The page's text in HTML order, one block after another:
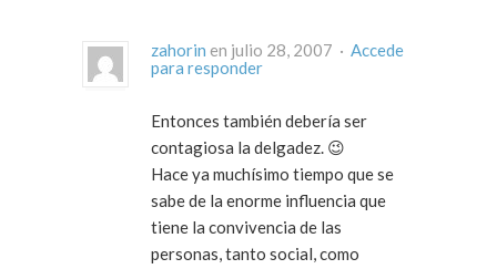
zahorin en julio 28, 2007 · Accede
para responder
Entonces también debería ser
contagiosa la delgadez. 😉
Hace ya muchísimo tiempo que se
sabe de la enorme influencia que
tiene la convivencia de las
personas, tanto social, como